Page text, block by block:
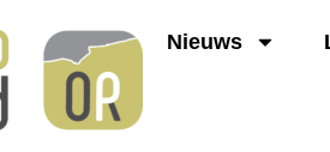
Nieuws